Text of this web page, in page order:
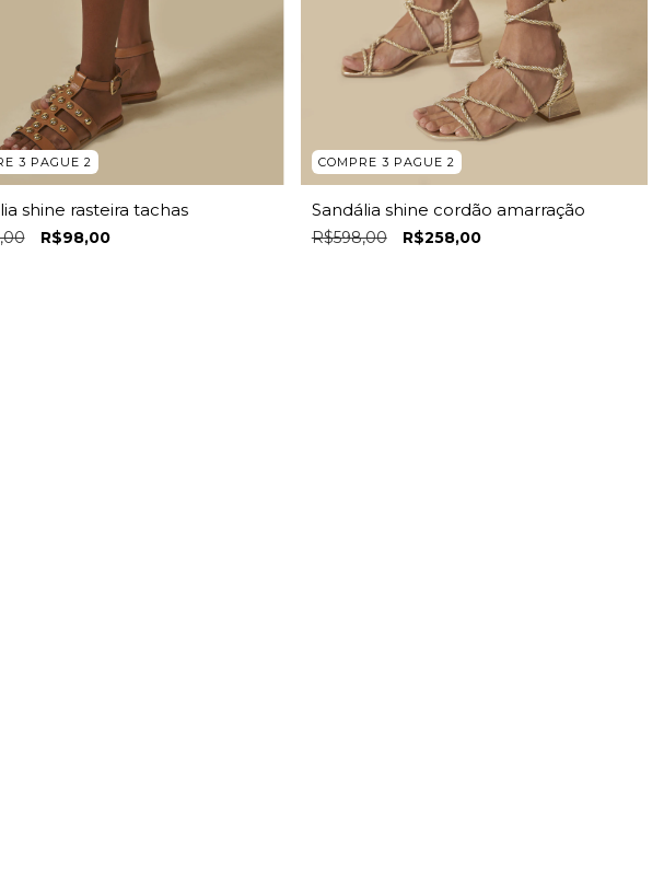
3 PAGUE 2
shine rasteira tachas
R$98,00
COMPRE 3 PAGUE 2
Sandália shine cordão amarração
R$598,00 R$258,00